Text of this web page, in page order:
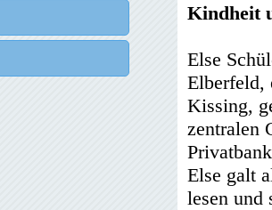
Kindheit
Else
Elberfeld,
Kissing,
zentralen
Else galt
lesen und